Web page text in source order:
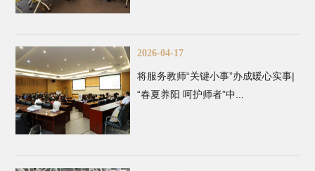
2026-04-17
将服务教师“关键小事”办成暖心实事|
“春夏养阳 呵护师者”中...